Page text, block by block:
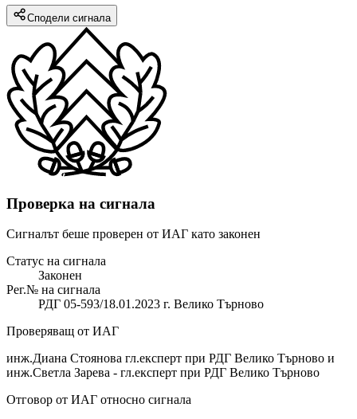
Сподели сигнала
Проверка на сигнала
Сигналът беше проверен от ИАГ като законен
Статус на сигнала
Законен
Рег.№ на сигнала
РДГ 05-593/18.01.2023 г. Велико Търново
Проверяващ от ИАГ
инж.Диана Стоянова гл.експерт при РДГ Велико Търново и
инж.Светла Зарева - гл.експерт при РДГ Велико Търново
Отговор от ИАГ относно сигнала